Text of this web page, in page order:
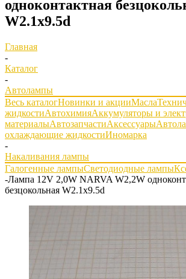
одноконтактная
W2.1x9.5d
Главная
-
Каталог
-
Автолампы
Весь каталогНовинки и акцииМасла
жидкостиАвтохимияАккумуляторы и
материалыАвтозапчастиАксессуары
охлаждающие жидкостиИномарка
-
Накаливания лампы
Галогенные лампыСветодиодные лампы
-Лампа 12V 2,0W NARVA W2,2W
безцокольная W2.1x9.5d